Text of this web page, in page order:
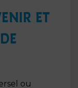
ET
ou